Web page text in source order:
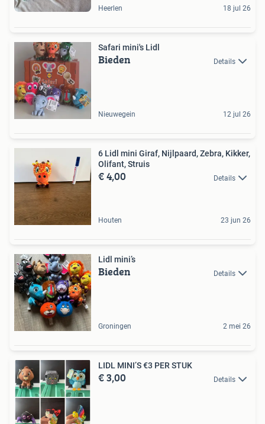
Heerlen 18 jul 26
Safari mini's Lidl
Bieden Details
Nieuwegein 12 jul 26
6 Lidl mini Giraf, Nijlpaard, Zebra, Kikker,
Olifant, Struis
€ 4,00 Details
Houten 23 jun 26
Lidl mini’s
Bieden Details
Groningen 2 mei 26
LIDL MINI’S €3 PER STUK
€ 3,00 Details